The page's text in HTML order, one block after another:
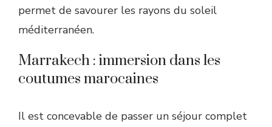
permet de savourer les rayons du soleil
méditerranéen.
Marrakech : immersion dans les
coutumes marocaines
Il est concevable de passer un séjour complet